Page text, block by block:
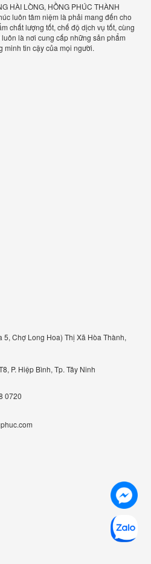
HÀI LÒNG, HỒNG PHÚC THÀNH
luôn tâm niệm là phải mang đến cho
chất lượng tốt, chế độ dịch vụ tốt, cùng
là nơi cung cấp những sản phẩm
minh tin cậy của mọi người.
5, Chợ Long Hoa) Thị Xã Hòa Thành,
P. Hiệp Bình, Tp. Tây Ninh
0720